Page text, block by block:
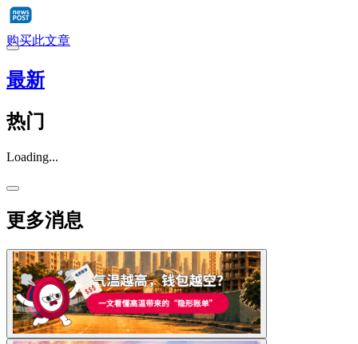
购买此文章
最新
热门
Loading...
更多消息